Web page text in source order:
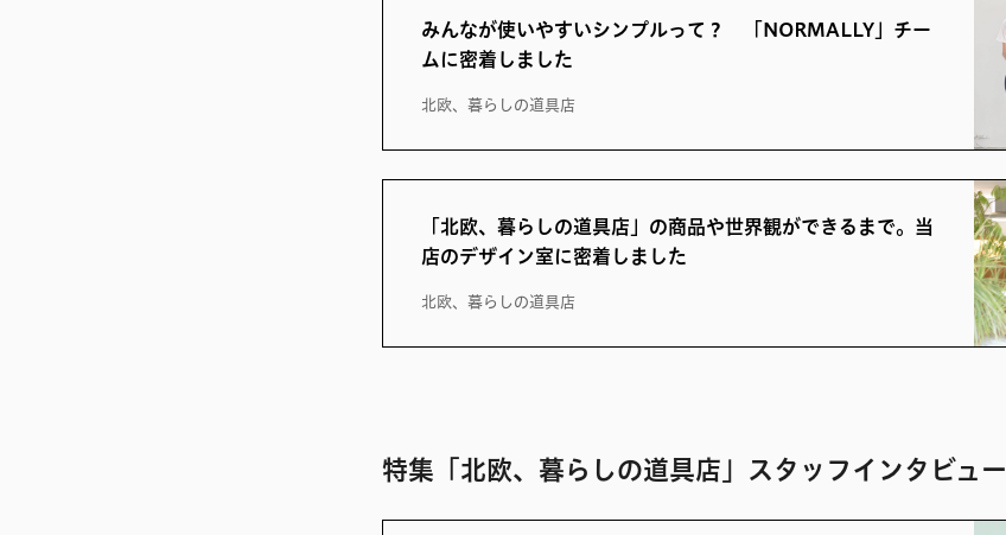
みんなが使いやすいシンプルって？ 「NORMALLY」チー
ムに密着しました
北欧、暮らしの道具店
「北欧、暮らしの道具店」の商品や世界観ができるまで。当
店のデザイン室に密着しました
北欧、暮らしの道具店
特集「北欧、暮らしの道具店」スタッフインタビュー